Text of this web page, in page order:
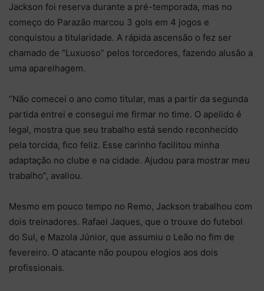
Jackson foi reserva durante a pré-temporada, mas no
começo do Parazão marcou 3 gols em 4 jogos e
conquistou a titularidade. A rápida ascensão o fez ser
chamado de “Luxuoso” pelos torcedores, fazendo alusão a
uma aparelhagem.
“Não comecei o ano como titular, mas a partir da segunda
partida entrei e consegui me firmar no time. O apelido é
legal, mostra que seu trabalho está sendo reconhecido
pela torcida, fico feliz. Esse carinho facilitou minha
adaptação no clube e na cidade. Ajudou para mostrar meu
trabalho”, avaliou.
Mesmo em pouco tempo no Remo, Jackson trabalhou com
dois treinadores. Rafael Jaques, que o trouxe do futebol
do Sul, e Mazola Júnior, que assumiu o Leão no fim de
fevereiro. O atacante não poupou elogios aos dois
profissionais.